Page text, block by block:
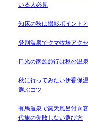
いる人必見
知床の秋は撮影ポイント
登別温泉でクマ牧場アク
日光の家族旅行は秋の温
秋に行ってみたい伊香保
選ぶコツ
有馬温泉で露天風呂付き
代旅の失敗しない選び方